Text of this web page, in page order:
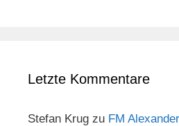
Letzte Kommentare
Stefan Krug zu FM